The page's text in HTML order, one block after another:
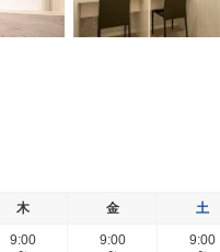
木 金 土
9:00
9:00
9:00